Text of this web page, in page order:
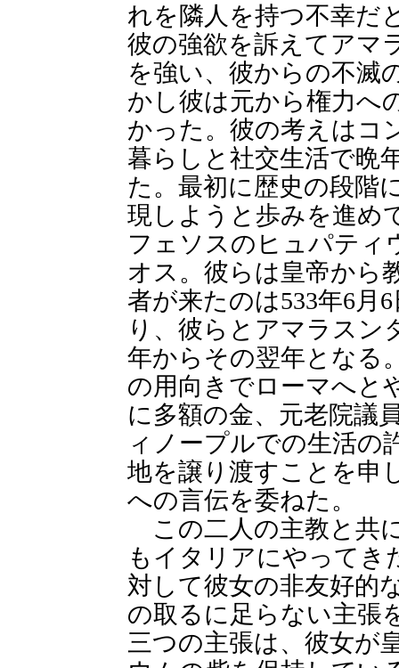
れを隣人を持つ不幸だ
彼の強欲を訴えてアマ
を強い、彼からの不滅
かし彼は元から権力へ
かった。彼の考えはコ
暮らしと社交生活で晩
た。最初に歴史の段階
現しようと歩みを進め
フェソスのヒュパティ
オス。彼らは皇帝から
者が来たのは533年6月
り、彼らとアマラスン
年からその翌年となる
の用向きでローマへと
に多額の金、元老院議
ィノープルでの生活の
地を譲り渡すことを申
への言伝を委ねた。
この二人の主教と共
もイタリアにやってき
対して彼女の非友好的
の取るに足らない主張
三つの主張は、彼女が